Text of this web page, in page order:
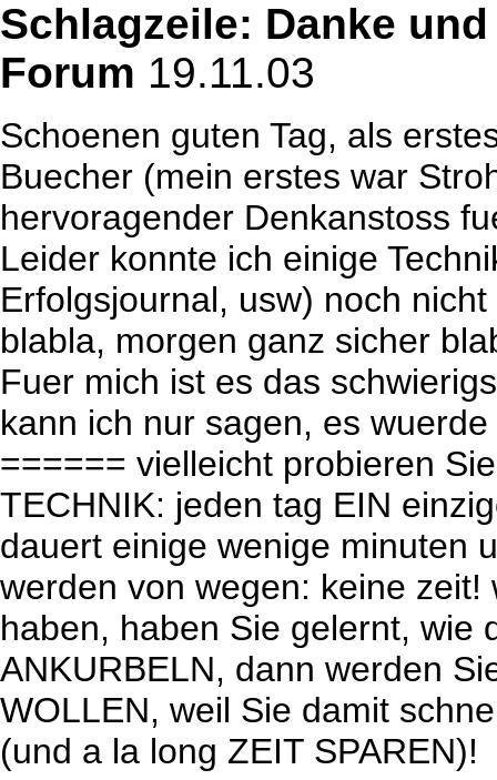
Schlagzeile: Danke
Forum 19.11.03
Schoenen guten Tag, als
Buecher (mein erstes war
hervoragender Denkanstoss
Leider konnte ich einige
Erfolgsjournal, usw) noch
blabla, morgen ganz sicher
Fuer mich ist es das
kann ich nur sagen, es
====== vielleicht probieren
TECHNIK: jeden tag EIN
dauert einige wenige minuten
werden von wegen: keine
haben, haben Sie gelernt, wie
ANKURBELN, dann werden
WOLLEN, weil Sie damit
(und a la long ZEIT SPAREN)!